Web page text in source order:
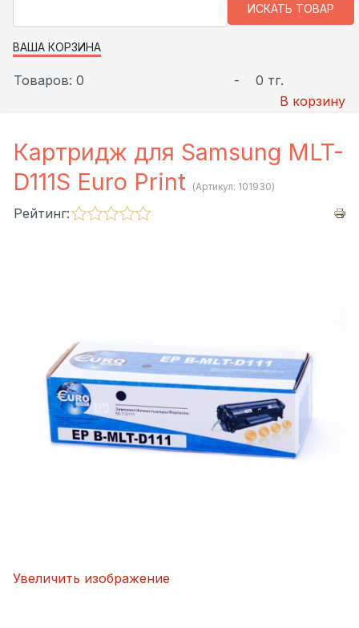
ВАША КОРЗИНА
Товаров: 0 -
0 тг.
В корзину
Картридж для Samsung MLT-
D111S Euro Print (Артикул: 101930)
Рейтинг:
Увеличить изображение